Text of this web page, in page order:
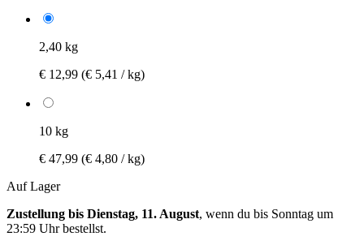
2,40 kg
€ 12,99 (€ 5,41 / kg)
10 kg
€ 47,99 (€ 4,80 / kg)
Auf Lager
Zustellung bis Dienstag, 11. August, wenn du bis Sonntag um
23:59 Uhrbestellst.